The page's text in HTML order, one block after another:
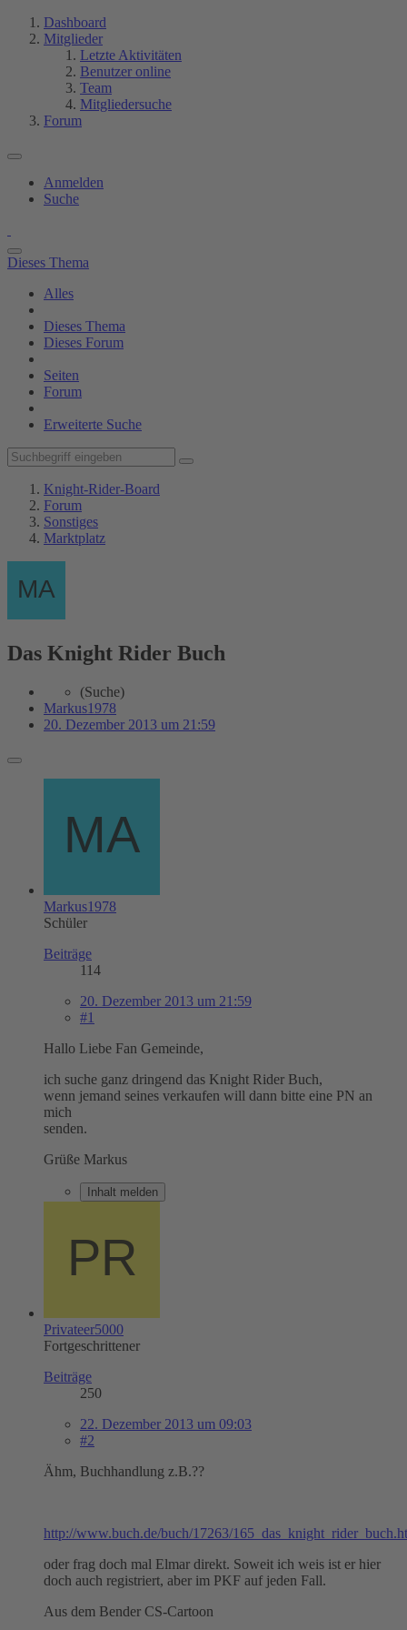
Dashboard
Mitglieder
Letzte Aktivitäten
Benutzer online
Team
Mitgliedersuche
Forum
Anmelden
Suche
Dieses Thema
Alles
Dieses Thema
Dieses Forum
Seiten
Forum
Erweiterte Suche
Knight-Rider-Board
Forum
Sonstiges
Marktplatz
Das Knight Rider Buch
(Suche)
Markus1978
20. Dezember 2013 um 21:59
Markus1978
Schüler
Beiträge
114
20. Dezember 2013 um 21:59
#1
Hallo Liebe Fan Gemeinde,
ich suche ganz dringend das Knight Rider Buch,
wenn jemand seines verkaufen will dann bitte eine PN an
mich
senden.
Grüße Markus
Inhalt melden
Privateer5000
Fortgeschrittener
Beiträge
250
22. Dezember 2013 um 09:03
#2
Ähm, Buchhandlung z.B.??
http://www.buch.de/buch/17263/
oder frag doch mal Elmar direkt. Soweit ich weis ist er hier
doch auch registriert, aber im PKF auf jeden Fall.
Aus dem Bender CS-Cartoon